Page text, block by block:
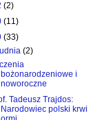
(2)
(11)
(33)
(2)
bożonarodzeniowe i
noworoczne
Tadeusz Trajdos:
Narodowiec polski krwi